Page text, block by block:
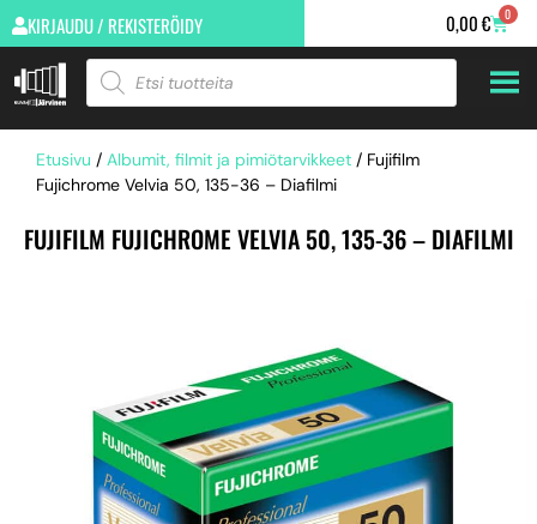
KIRJAUDU / REKISTERÖIDY 0,00€ 0
Etusivu / Albumit, filmit ja pimiötarvikkeet / Fujifilm
Fujichrome Velvia 50, 135-36 – Diafilmi
FUJIFILM FUJICHROME VELVIA 50, 135-36 – DIAFILMI